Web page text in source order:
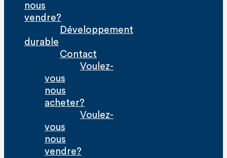
nous
vendre?
Développement
durable
Contact
Voulez-
vous
nous
acheter?
Voulez-
vous
nous
vendre?